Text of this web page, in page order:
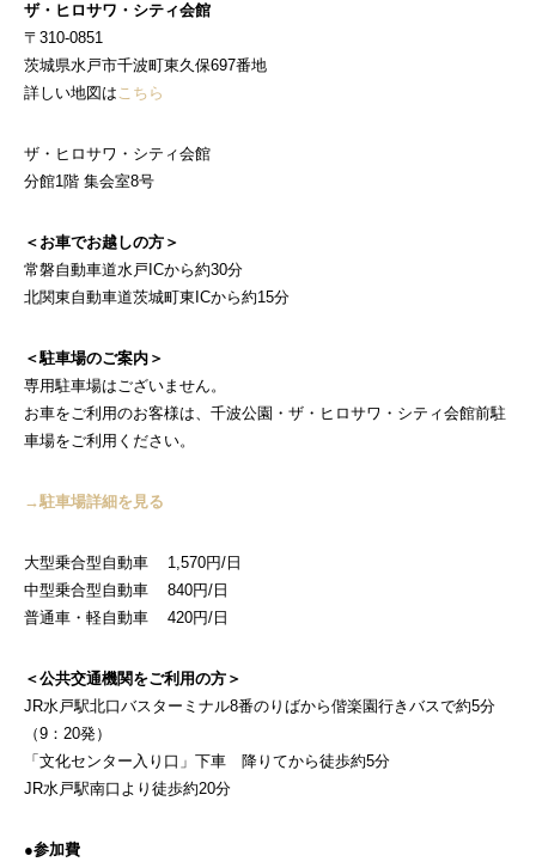
ザ・ヒロサワ・シティ会館
〒310-0851
茨城県水戸市千波町東久保697番地
詳しい地図はこちら
ザ・ヒロサワ・シティ会館
分館1階 集会室8号
＜お車でお越しの方＞
常磐自動車道水戸ICから約30分
北関東自動車道茨城町東ICから約15分
＜駐車場のご案内＞
専用駐車場はございません。
お車をご利用のお客様は、千波公園・ザ・ヒロサワ・シティ会館前駐
車場をご利用ください。
→駐車場詳細を見る
大型乗合型自動車 1,570円/日
中型乗合型自動車 840円/日
普通車・軽自動車 420円/日
＜公共交通機関をご利用の方＞
JR水戸駅北口バスターミナル8番のりばから偕楽園行きバスで約5分
（9：20発）
「文化センター入り口」下車 降りてから徒歩約5分
JR水戸駅南口より徒歩約20分
●参加費